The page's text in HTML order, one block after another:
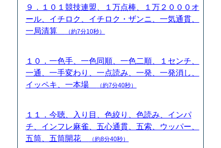
９．１０１競技連盟、１万点棒、１万２０００オ
ール、イチロク、イチロク・ザンニ、一気通貫、
一局清算
（約7分10秒）
１０．一色手、一色同順、一色二順、１センチ、
一通、一手変わり、一点読み、一発、一発消し、
イッペキ、一本場
（約7分40秒）
１１．今聴、入り目、色絞り、色読み、インパ
チ、インフレ麻雀、五心通貫、五索、ウッパー、
五筒、五筒開花
（約8分40秒）